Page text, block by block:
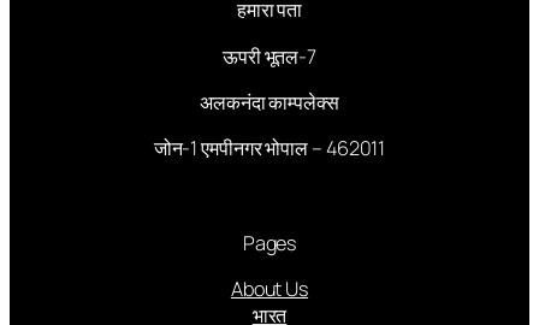
हमारा पता
ऊपरी भूतल-7
अलकनंदा काम्पलेक्स
जोन-1 एमपीनगर भोपाल – 462011
Pages
About Us
भारत